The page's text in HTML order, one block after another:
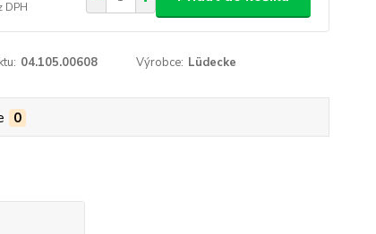
DPH
04.105.00608 Výrobce: Lüdecke
0